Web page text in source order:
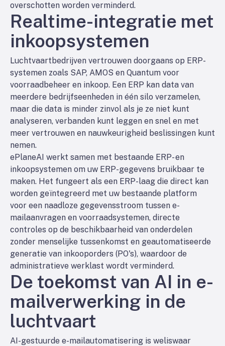
overschotten worden verminderd.
Realtime-integratie met
inkoopsystemen
Luchtvaartbedrijven vertrouwen doorgaans op ERP-
systemen zoals SAP, AMOS en Quantum voor
voorraadbeheer en inkoop. Een ERP kan data van
meerdere bedrijfseenheden in één silo verzamelen,
maar die data is minder zinvol als je ze niet kunt
analyseren, verbanden kunt leggen en snel en met
meer vertrouwen en nauwkeurigheid beslissingen kunt
nemen.
ePlaneAI werkt samen met bestaande ERP- en
inkoopsystemen om uw ERP-gegevens bruikbaar te
maken. Het fungeert als een ERP-laag die direct kan
worden geïntegreerd met uw bestaande platform
voor een naadloze gegevensstroom tussen e-
mailaanvragen en voorraadsystemen, directe
controles op de beschikbaarheid van onderdelen
zonder menselijke tussenkomst en geautomatiseerde
generatie van inkooporders (PO's), waardoor de
administratieve werklast wordt verminderd.
De toekomst van AI in e-
mailverwerking in de
luchtvaart
AI-gestuurde e-mailautomatisering is weliswaar